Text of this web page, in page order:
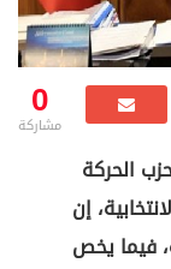
0
مشاركة
الحركة
إن
فيما يخص